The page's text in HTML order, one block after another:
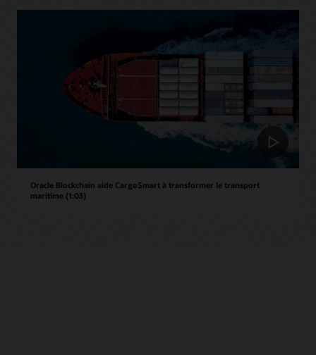
Oracle Blockchain aide CargoSmart à transformer le transport
maritime (1:03)